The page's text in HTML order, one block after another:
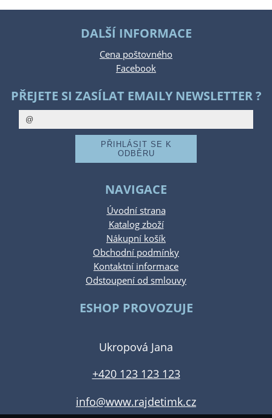
DALŠÍ INFORMACE
Cena poštovného
Facebook
PŘEJETE SI ZASÍLAT EMAILY NEWSLETTER ?
NAVIGACE
Úvodní strana
Katalog zboží
Nákupní košík
Obchodní podmínky
Kontaktní informace
Odstoupení od smlouvy
ESHOP PROVOZUJE
Ukropová Jana
+420 123 123 123
info@www.rajdetimk.cz